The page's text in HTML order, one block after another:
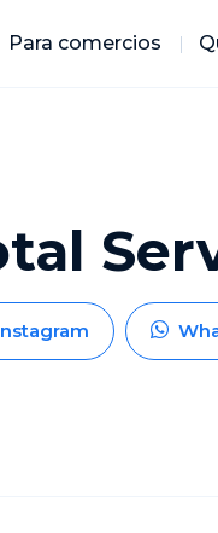
Para comercios